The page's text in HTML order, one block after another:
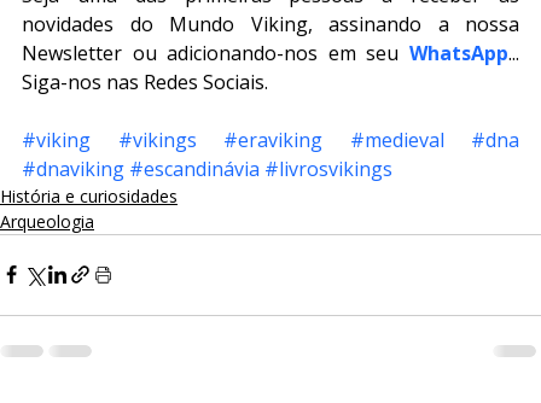
novidades do Mundo Viking, assinando a nossa
Newsletter ou adicionando-nos em seu WhatsApp...
Siga-nos nas Redes Sociais.
#viking #vikings #eraviking #medieval
#dna
#dnaviking #escandinávia #livrosvikings
História e curiosidades
Arqueologia